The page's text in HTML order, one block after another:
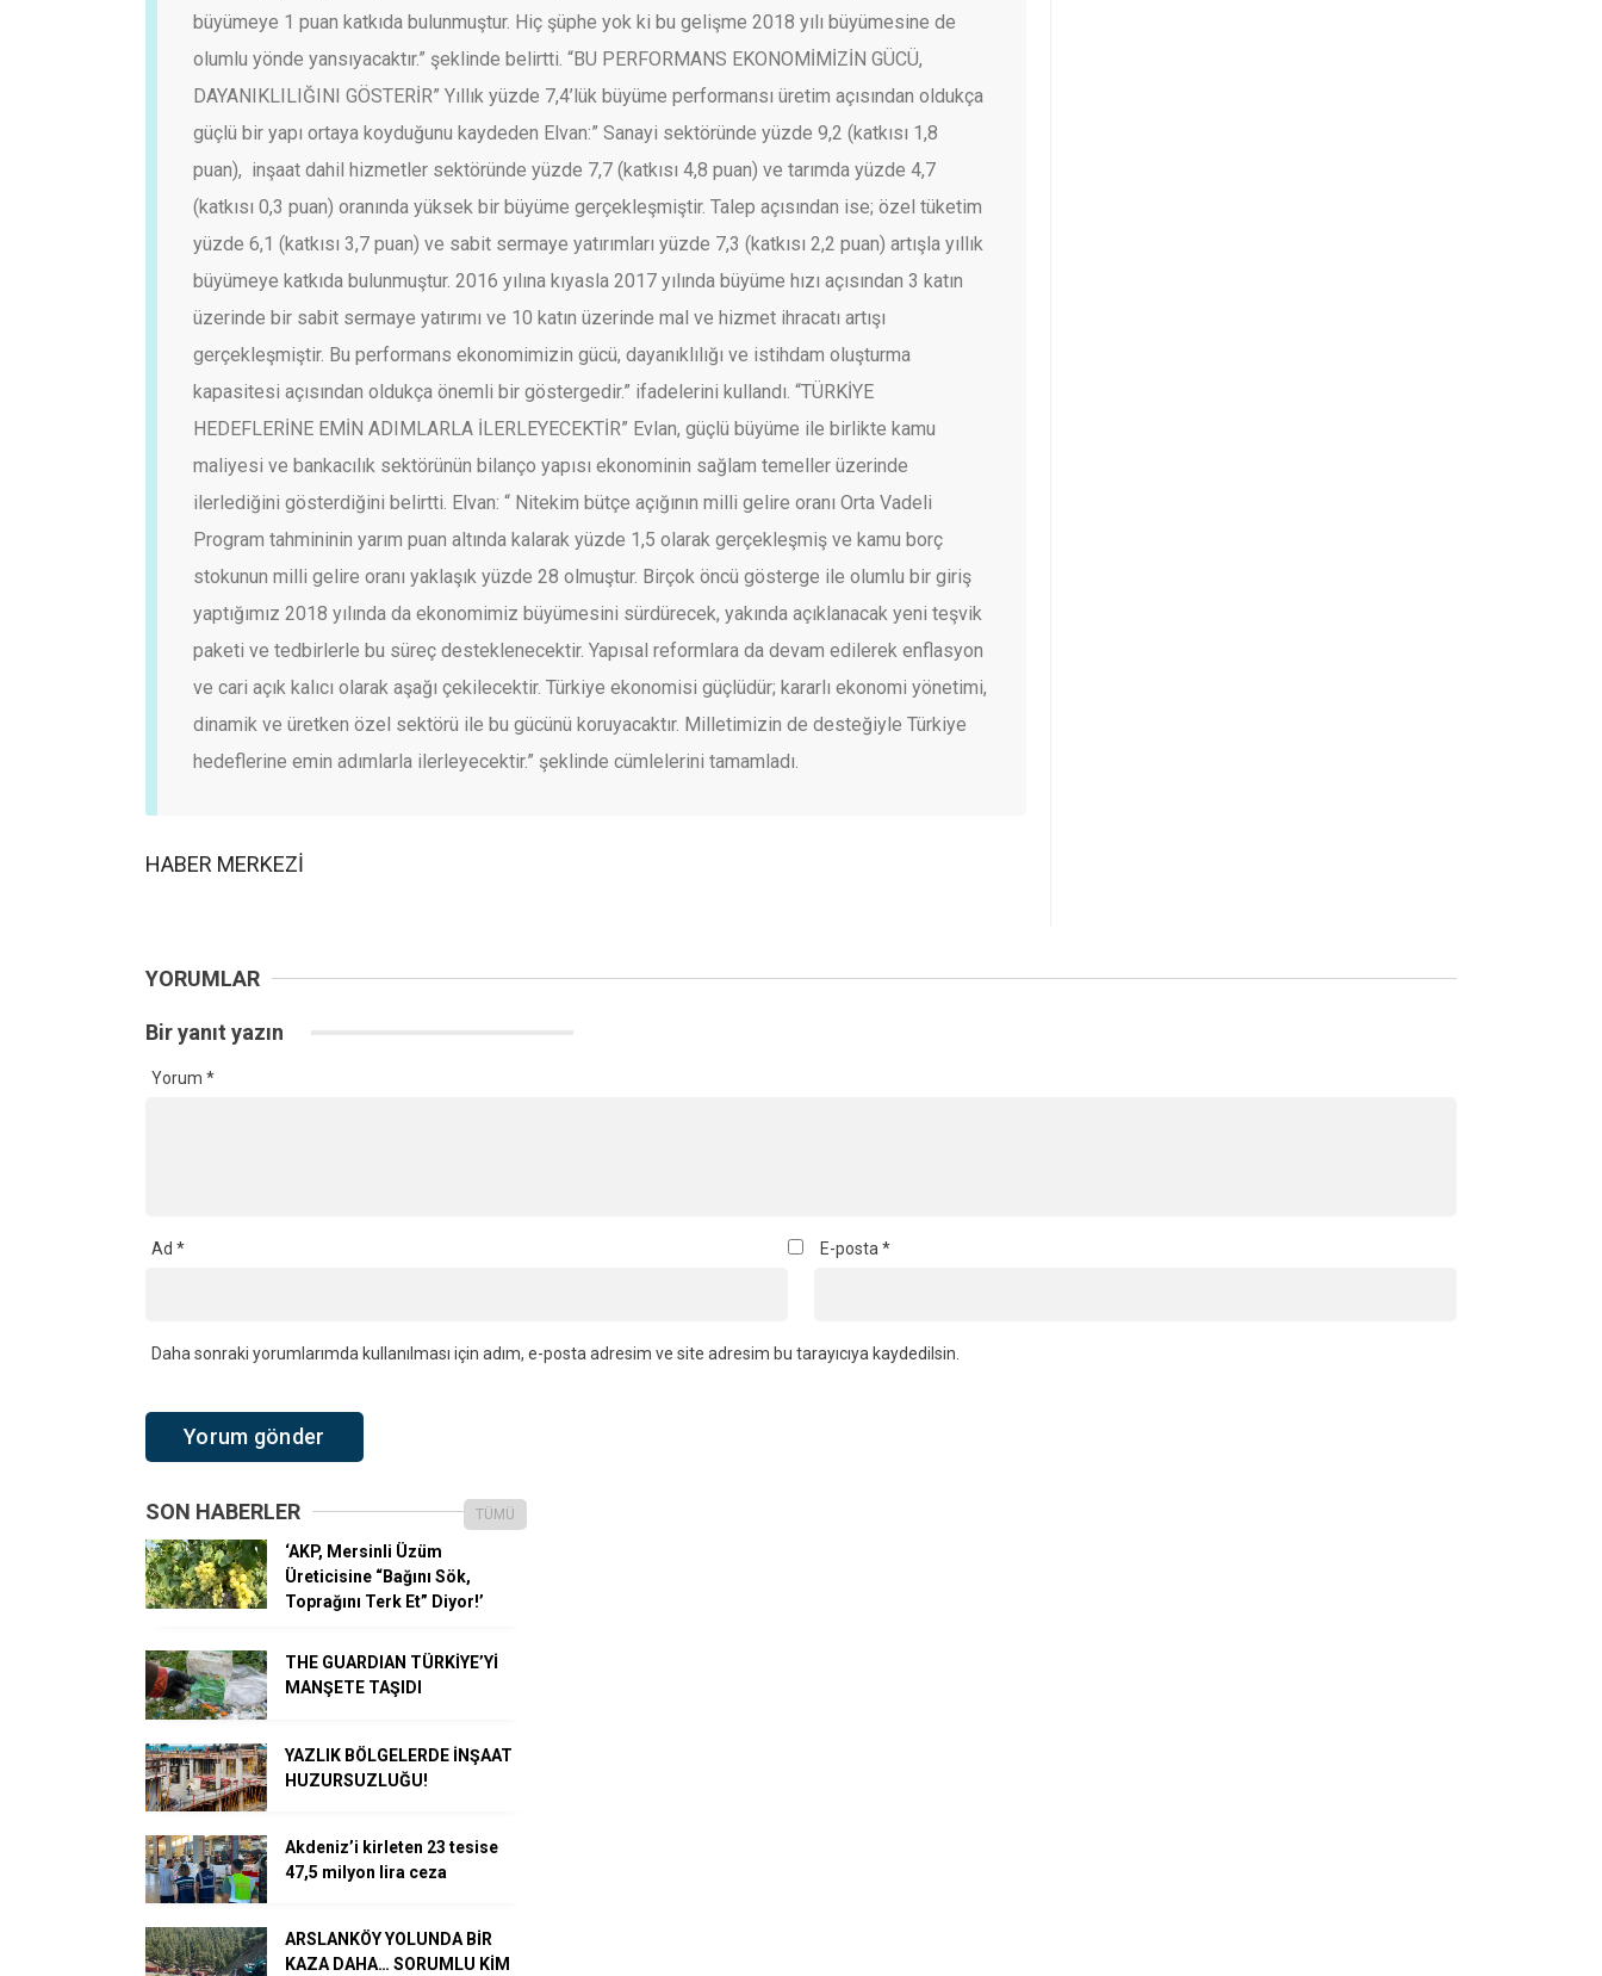
büyümeye 1 puan katkıda bulunmuştur. Hiç şüphe yok ki bu gelişme 2018 yılı büyümesine de
olumlu yönde yansıyacaktır.” şeklinde belirtti. “BU PERFORMANS EKONOMİMİZİN GÜCÜ,
DAYANIKLILIĞINI GÖSTERİR” Yıllık yüzde 7,4’lük büyüme performansı üretim açısından oldukça
güçlü bir yapı ortaya koyduğunu kaydeden Elvan:” Sanayi sektöründe yüzde 9,2 (katkısı 1,8
puan), inşaat dahil hizmetler sektöründe yüzde 7,7 (katkısı 4,8 puan) ve tarımda yüzde 4,7
(katkısı 0,3 puan) oranında yüksek bir büyüme gerçekleşmiştir. Talep açısından ise; özel tüketim
yüzde 6,1 (katkısı 3,7 puan) ve sabit sermaye yatırımları yüzde 7,3 (katkısı 2,2 puan) artışla yıllık
büyümeye katkıda bulunmuştur. 2016 yılına kıyasla 2017 yılında büyüme hızı açısından 3 katın
üzerinde bir sabit sermaye yatırımı ve 10 katın üzerinde mal ve hizmet ihracatı artışı
gerçekleşmiştir. Bu performans ekonomimizin gücü, dayanıklılığı ve istihdam oluşturma
kapasitesi açısından oldukça önemli bir göstergedir.” ifadelerini kullandı. “TÜRKİYE
HEDEFLERİNE EMİN ADIMLARLA İLERLEYECEKTİR” Evlan, güçlü büyüme ile birlikte kamu
maliyesi ve bankacılık sektörünün bilanço yapısı ekonominin sağlam temeller üzerinde
ilerlediğini gösterdiğini belirtti. Elvan: “ Nitekim bütçe açığının milli gelire oranı Orta Vadeli
Program tahmininin yarım puan altında kalarak yüzde 1,5 olarak gerçekleşmiş ve kamu borç
stokunun milli gelire oranı yaklaşık yüzde 28 olmuştur. Birçok öncü gösterge ile olumlu bir giriş
yaptığımız 2018 yılında da ekonomimiz büyümesini sürdürecek, yakında açıklanacak yeni teşvik
paketi ve tedbirlerle bu süreç desteklenecektir. Yapısal reformlara da devam edilerek enflasyon
ve cari açık kalıcı olarak aşağı çekilecektir. Türkiye ekonomisi güçlüdür; kararlı ekonomi yönetimi,
dinamik ve üretken özel sektörü ile bu gücünü koruyacaktır. Milletimizin de desteğiyle Türkiye
hedeflerine emin adımlarla ilerleyecektir.” şeklinde cümlelerini tamamladı.
HABER MERKEZİ
YORUMLAR
Bir yanıt yazın
Yorum *
Ad * E-posta *
Daha sonraki yorumlarımda kullanılması için adım, e-posta adresim ve site adresim bu tarayıcıya kaydedilsin.
SON HABERLER TÜMÜ
‘AKP, Mersinli Üzüm
Üreticisine “Bağını Sök,
Toprağını Terk Et” Diyor!’
THE GUARDIAN TÜRKİYE’Yİ
MANŞETE TAŞIDI
YAZLIK BÖLGELERDE İNŞAAT
HUZURSUZLUĞU!
Akdeniz’i kirleten 23 tesise
47,5 milyon lira ceza
ARSLANKÖY YOLUNDA BİR
KAZA DAHA… SORUMLU KİM